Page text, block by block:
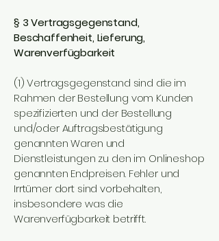
§ 3 Vertragsgegenstand,
Beschaffenheit, Lieferung,
Warenverfügbarkeit
(1) Vertragsgegenstand sind die im
Rahmen der Bestellung vom Kunden
spezifizierten und der Bestellung
und/oder Auftragsbestätigung
genannten Waren und
Dienstleistungen zu den im Onlineshop
genannten Endpreisen. Fehler und
Irrtümer dort sind vorbehalten,
insbesondere was die
Warenverfügbarkeit betrifft.